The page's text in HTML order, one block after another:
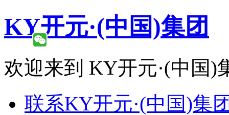
KY开元·(中国)集团
欢迎来到 KY开元·(中国)
联系KY开元·(中国)集